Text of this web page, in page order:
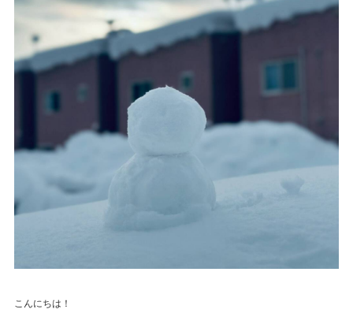
こんにちは！